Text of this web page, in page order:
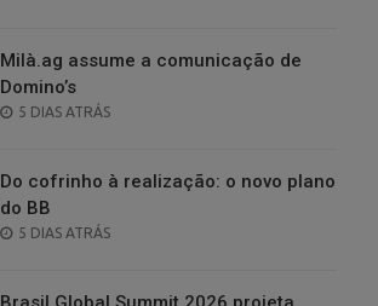
Milà.ag assume a comunicação de
Domino’s
POSTED
5 DIAS ATRÁS
Do cofrinho à realização: o novo plano
do BB
POSTED
5 DIAS ATRÁS